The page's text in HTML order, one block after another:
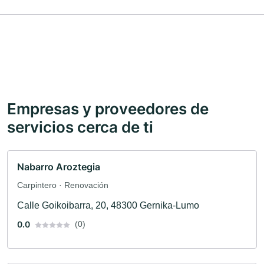
Empresas y proveedores de
servicios cerca de ti
Nabarro Aroztegia
Carpintero · Renovación
Calle Goikoibarra, 20, 48300 Gernika-Lumo
0.0
(0)